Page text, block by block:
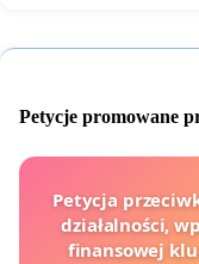
Petycje promowane
Petycja
działalności,
finansowej